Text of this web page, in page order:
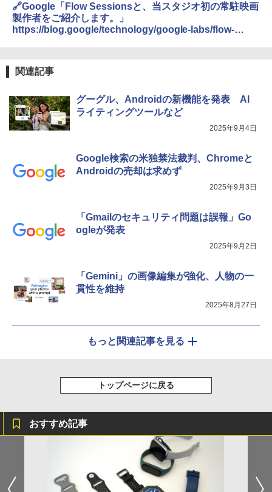
🔗Google「Flow Sessionsと、当スタジオ初の常駐映画
製作者をご紹介します。」
https://blog.google/technology/google-labs/flow-
関連記事
グーグル、Androidの新機能を発表 AI
ライティングツールなど
2025年9月4日
Google検索の米独禁法裁判、Chromeと
Androidの売却は求めず
2025年9月3日
「Gmailのセキュリティ問題は誤報」Go
ogleが発表
2025年9月2日
「Gemini」の画像編集が強化、人物の一
貫性を維持
2025年8月27日
もっと関連記事を見る
トップページに戻る
おすすめ記事